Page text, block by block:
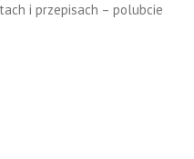
i przepisach – polubcie